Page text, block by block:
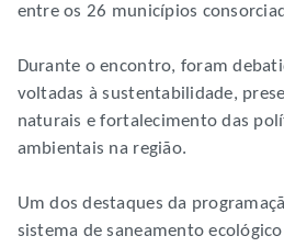
entre os 26 municípios
Durante o encontro, foram
voltadas à sustentabilidade,
naturais e fortalecimento das
ambientais na região.
Um dos destaques da
sistema de saneamento